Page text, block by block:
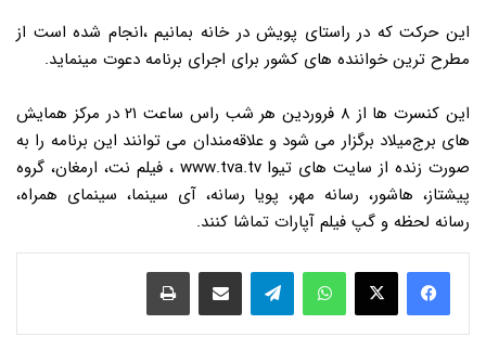
این حرکت که در راستای پویش در خانه بمانیم ،انجام شده است از
مطرح ترین خواننده های کشور برای اجرای برنامه دعوت مینماید.
این کنسرت ها از ۸ فروردین هر شب راس ساعت ۲۱ در مرکز همایش
های برج‌میلاد برگزار می شود و علاقه‌مندان می توانند این برنامه را به
صورت زنده از سایت های تیوا www.tva.tv ، فیلم نت، ارمغان، گروه
پیشتاز، هاشور، رسانه مهر، پویا رسانه، آی سینما، سینمای همراه،
رسانه لحظه و گپ فیلم آپارات تماشا کنند.